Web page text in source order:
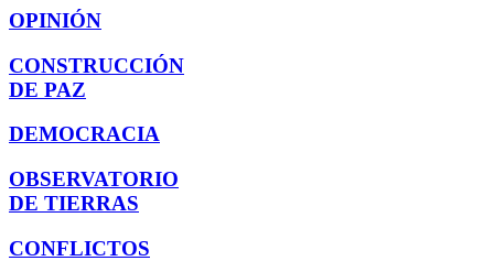
OPINIÓN
CONSTRUCCIÓN
DE PAZ
DEMOCRACIA
OBSERVATORIO
DE TIERRAS
CONFLICTOS